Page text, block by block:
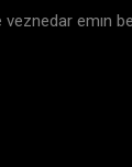
emın